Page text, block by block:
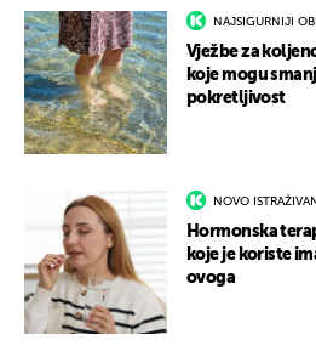
NAJSIGURNIJI
Vježbe za
koje mogu
pokretljivost
NOVO
Hormonska
koje je koriste
ovoga